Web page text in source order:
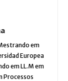
em
Europea
em LL.M em
Processos